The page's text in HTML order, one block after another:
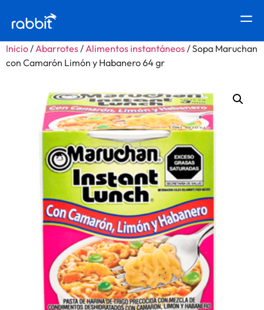
Inicio/Abarrotes/Alimentos instantáneos/ Sopa Maruchan
con Camarón Limón y Habanero 64 gr